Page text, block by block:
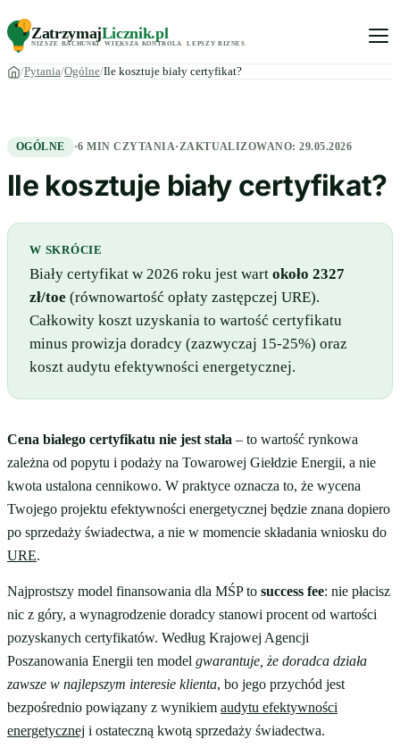
ZatrzymajLicznik.pl
NIŻSZE RACHUNKI. WIĘKSZA KONTROLA LEPSZY BIZNES
Pytania Ogólne Ile kosztuje biały certyfikat?
OGÓLNE ·6 MIN CZYTANIA·ZAKTUALIZOWANO:29.05.2026
Ile kosztuje biały certyfikat?
W SKRÓCIE
Biały certyfikat w 2026 roku jest wart około 2327
zł/toe (równowartość opłaty zastępczej URE).
Całkowity koszt uzyskania to wartość certyfikatu
minus prowizja doradcy (zazwyczaj 15-25%) oraz
koszt audytu efektywności energetycznej.
Cena białego certyfikatu nie jest stała – to wartość rynkowa
zależna od popytu i podaży na Towarowej Giełdzie Energii, a nie
kwota ustalona cennikowo. W praktyce oznacza to, że wycena
Twojego projektu efektywności energetycznej będzie znana dopiero
po sprzedaży świadectwa, a nie w momencie składania wniosku do
URE.
Najprostszy model finansowania dla MŚP to success fee: nie płacisz
nic z góry, a wynagrodzenie doradcy stanowi procent od wartości
pozyskanych certyfikatów. Według Krajowej Agencji
Poszanowania Energii ten model gwarantuje, że doradca działa
zawsze w najlepszym interesie klienta, bo jego przychód jest
bezpośrednio powiązany z wynikiem audytu efektywności
energetycznej i ostateczną kwotą sprzedaży świadectwa.